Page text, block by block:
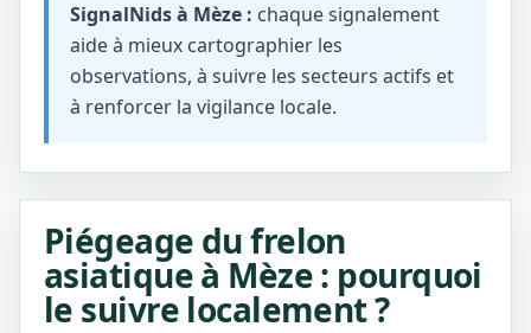
SignalNids à Mèze : chaque signalement
aide à mieux cartographier les
observations, à suivre les secteurs actifs et
à renforcer la vigilance locale.
Piégeage du frelon
asiatique à Mèze : pourquoi
le suivre localement ?